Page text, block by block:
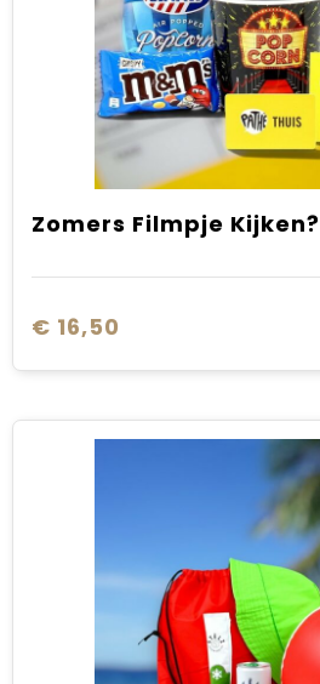
Zomers Filmpje Kijken?
€ 16,50